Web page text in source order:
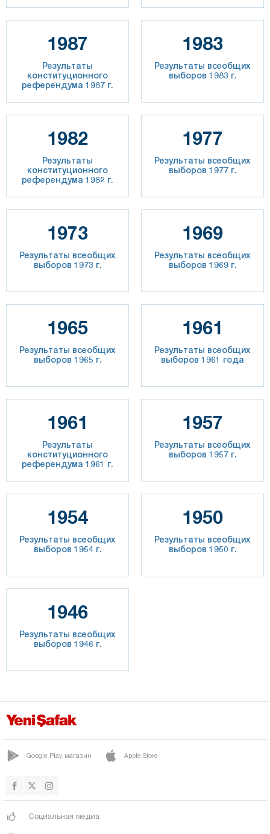
1987
Результаты
конституционного
референдума 1987 г.
1983
Результаты всеобщих
выборов 1983 г.
1982
Результаты
конституционного
референдума 1982 г.
1977
Результаты всеобщих
выборов 1977 г.
1973
Результаты всеобщих
выборов 1973 г.
1969
Результаты всеобщих
выборов 1969 г.
1965
Результаты всеобщих
выборов 1965 г.
1961
Результаты всеобщих
выборов 1961 года
1961
Результаты
конституционного
референдума 1961 г.
1957
Результаты всеобщих
выборов 1957 г.
1954
Результаты всеобщих
выборов 1954 г.
1950
Результаты всеобщих
выборов 1950 г.
1946
Результаты всеобщих
выборов 1946 г.
Google Play магазин Apple Store
Социальная медиа